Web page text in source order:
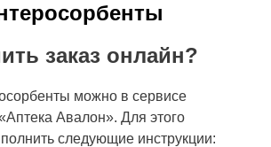
заказ онлайн?
можно в сервисе
Авалон». Для этого
следующие инструкции: